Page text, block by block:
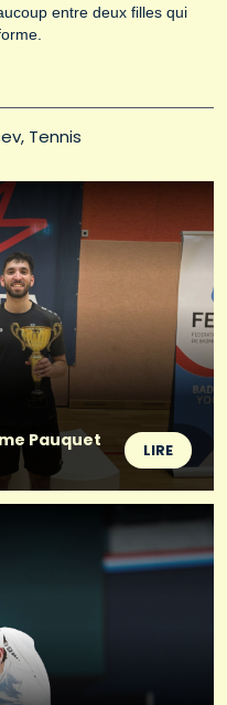
entre deux filles qui
Tennis
Pauquet
LIRE